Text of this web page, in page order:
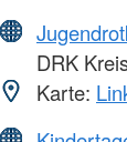
DRK
Karte: